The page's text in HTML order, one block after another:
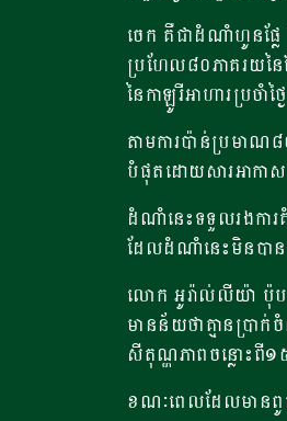
ចេក​ គឺជាដំណាំហូនផ្ល
ប្រហែល៨០ភាគរយនៃ
នៃកាឡូរីអាហារប្រចាំថ្ង
តាមការប៉ាន់ប្រមាណ
បំផុតដោយសារអាកាសធ
ដំណាំនេះទទួលរងកា
ដែលដំណាំនេះមិនបាន
លោក អូរ៉ាល់លីយ៉ា ប៉ុប ហ្
មានន័យថាគ្មានប្រា
សីតុណ្ហភាពចន្លោះពី១
ខណៈពេលដែលមានពូជ